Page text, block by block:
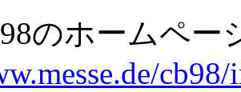
のホームペー